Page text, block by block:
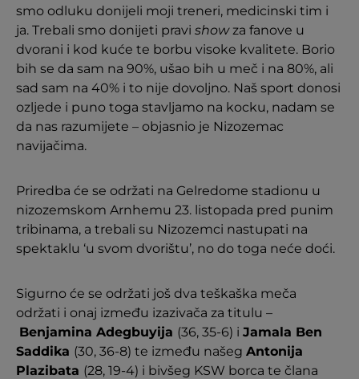
smo odluku donijeli moji treneri, medicinski tim i
ja. Trebali smo donijeti pravi showza fanove u
dvorani i kod kuće te borbu visoke kvalitete. Borio
bih se da sam na 90%, ušao bih u meč i na 80%, ali
sad sam na 40% i to nije dovoljno. Naš sport donosi
ozljede i puno toga stavljamo na kocku, nadam se
da nas razumijete – objasnio je Nizozemac
navijačima.
Priredba će se održati na Gelredome stadionu u
nizozemskom Arnhemu 23. listopada pred punim
tribinama, a trebali su Nizozemci nastupati na
spektaklu ‘u svom dvorištu’, no do toga neće doći.
Sigurno će se održati još dva teškaška meča
održati i onaj između izazivača za titulu –
Benjamina Adegbuyija (36, 35-6) i Jamala Ben
Saddika (30, 36-8) te između našeg Antonija
Plazibata (28, 19-4) i bivšeg KSW borca te člana